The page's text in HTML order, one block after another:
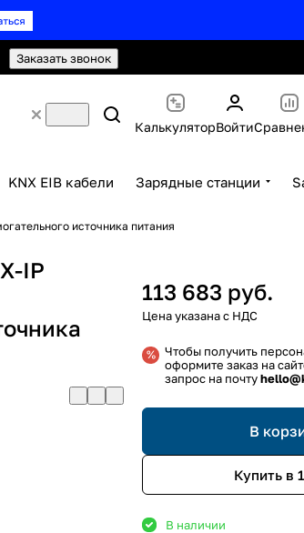
Заказать звонок
КалькуляторВойти
KNX EIB кабели Зарядные станции
источника питания
IP
113 683 руб.
Чтобы получить
оформите заказ на
запрос на почту
В
Купить в
В наличии